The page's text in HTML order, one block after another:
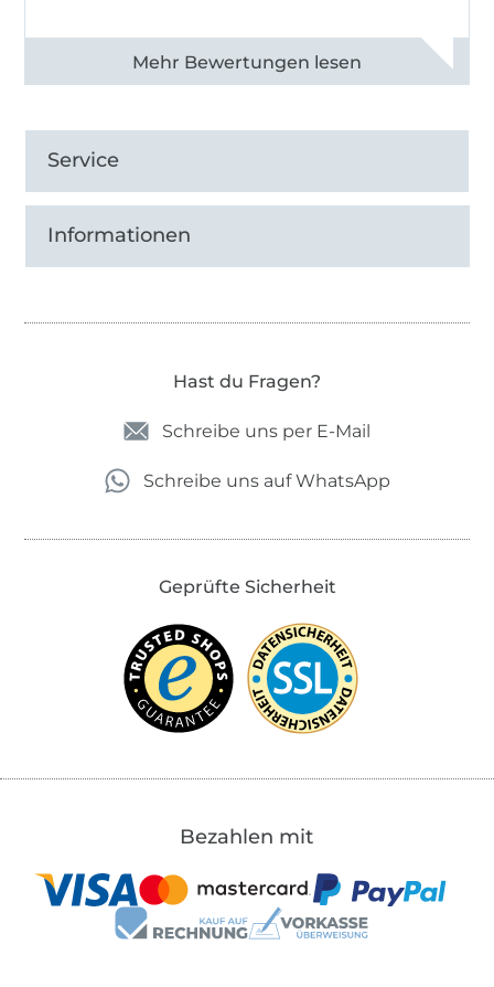
Alle 82930 Bewertungen ansehen
Service
Informationen
Hast du Fragen?
Schreibe uns per E-Mail
Schreibe uns auf WhatsApp
Geprüfte Sicherheit
Bezahlen mit